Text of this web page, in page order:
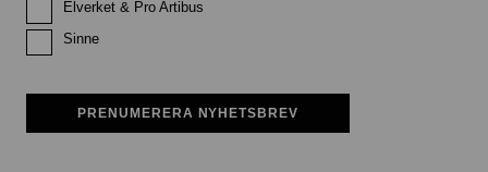
Elverket & Pro Artibus
Sinne
PRENUMERERA NYHETSBREV